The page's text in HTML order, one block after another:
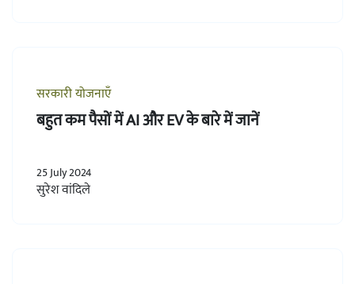
सरकारी योजनाएँ
बहुत कम पैसों में AI और EV के बारे में जानें
25 July 2024
सुरेश वांदिले